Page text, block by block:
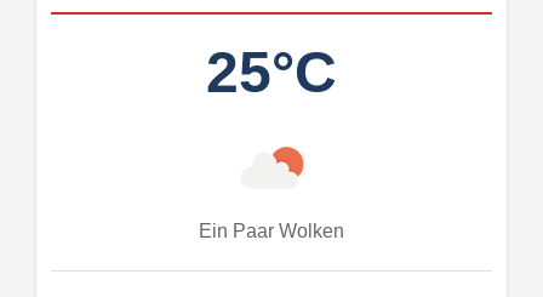
25°C
Ein Paar Wolken